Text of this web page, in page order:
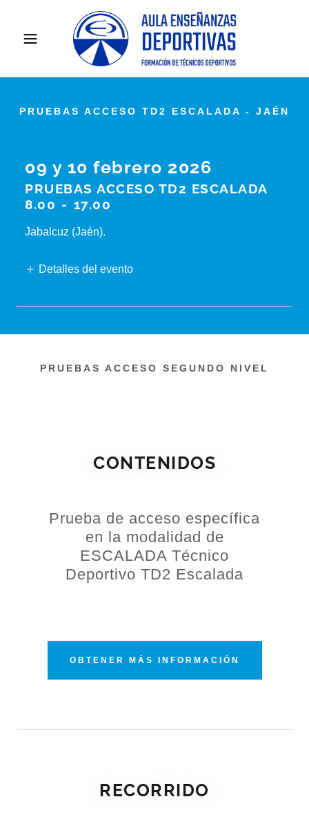
PRUEBAS ACCESO TD2 ESCALADA - JAÉN
09 y 10 febrero 2026
PRUEBAS ACCESO TD2 ESCALADA
8.00 - 17.00
Jabalcuz (Jaén).
Detalles del evento
PRUEBAS ACCESO SEGUNDO NIVEL
CONTENIDOS
Prueba de acceso específica
en la modalidad de
ESCALADA Técnico
Deportivo TD2 Escalada
OBTENER MÁS INFORMACIÓN
RECORRIDO